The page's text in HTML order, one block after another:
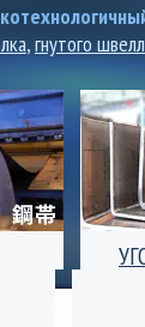
,гнутого